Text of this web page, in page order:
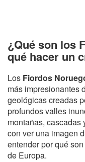
¿Qué son los
qué hacer un
Los Fiordos
más impresionantes
geológicas creadas
profundos valles
montañas, cascadas
con ver una imagen
entender por qué
de Europa.